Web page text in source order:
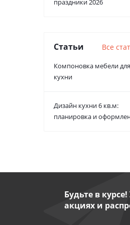
праздники 2026
Статьи Все
Компоновка мебели для
кухни
Дизайн кухни 6 кв.м:
планировка и
Будьте в
акциях и